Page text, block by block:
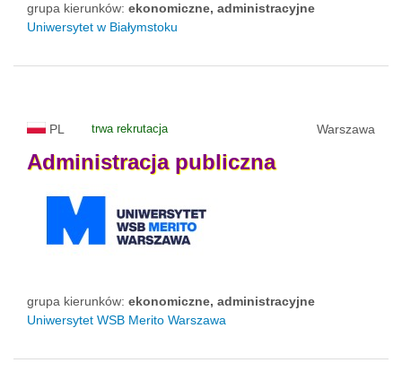
grupa kierunków: ekonomiczne, administracyjne
Uniwersytet w Białymstoku
PL trwa rekrutacja Warszawa
Administracja publiczna
grupa kierunków: ekonomiczne, administracyjne
Uniwersytet WSB Merito Warszawa